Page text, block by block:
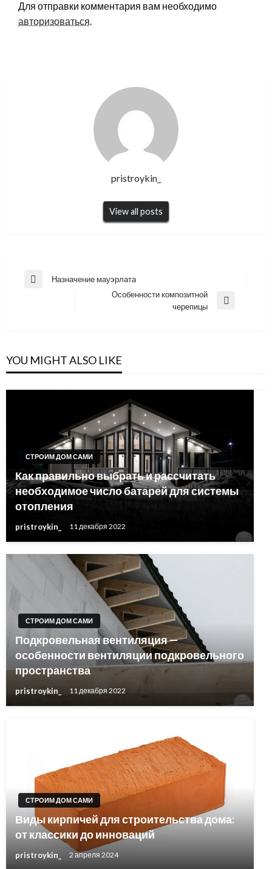
Для отправки комментария вам необходимо
авторизоваться.
pristroykin_
View all posts
Навигация
Previous
Назначение мауэрлата
Особенности композитной
черепицы
YOU MIGHT ALSO LIKE
СТРОИМ ДОМ САМИ
Как правильно выбрать и рассчитать
необходимое число батарей для системы
отопления
pristroykin_ 11 декабря 2022
СТРОИМ ДОМ САМИ
Подкровельная вентиляция —
особенности вентиляции подкровельного
пространства
pristroykin_ 11 декабря 2022
СТРОИМ ДОМ САМИ
Виды кирпичей для строительства дома:
от классики до инноваций
pristroykin_ 2 апреля 2024